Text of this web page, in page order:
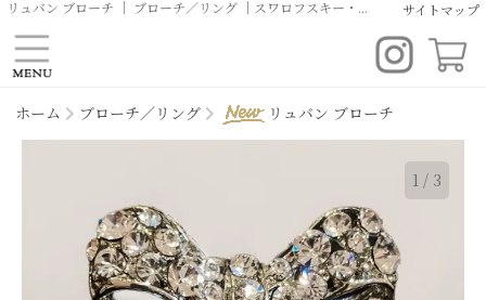
リュバン ブローチ ｜ ブローチ／リング ｜スワロフスキー・クリスタルアクセサリー | デイリー ブライダル オリジナルデザイン イヤリング ピアス ヘッドドレス ティアラ専門店 | クルーリール サイトマップ
ホーム ブローチ／リング リュバン ブローチ
1 / 3